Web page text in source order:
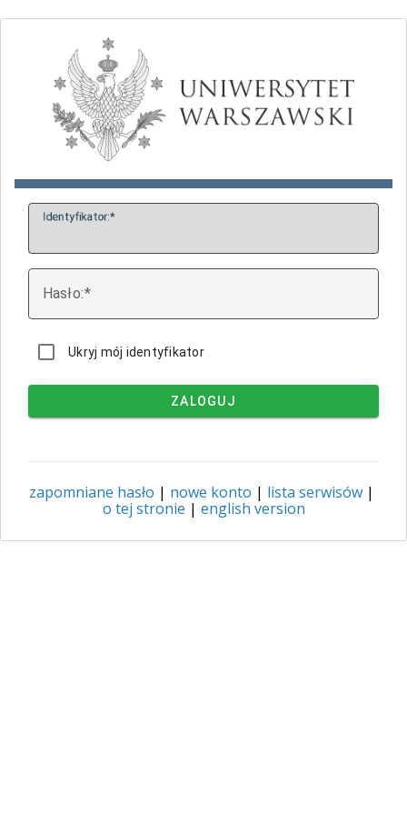
Identyfikator:
Hasło:
Ukryj mój identyfikator
ZALOGUJ
zapomniane hasło | nowe konto | lista serwisów |
o tej stronie | english version